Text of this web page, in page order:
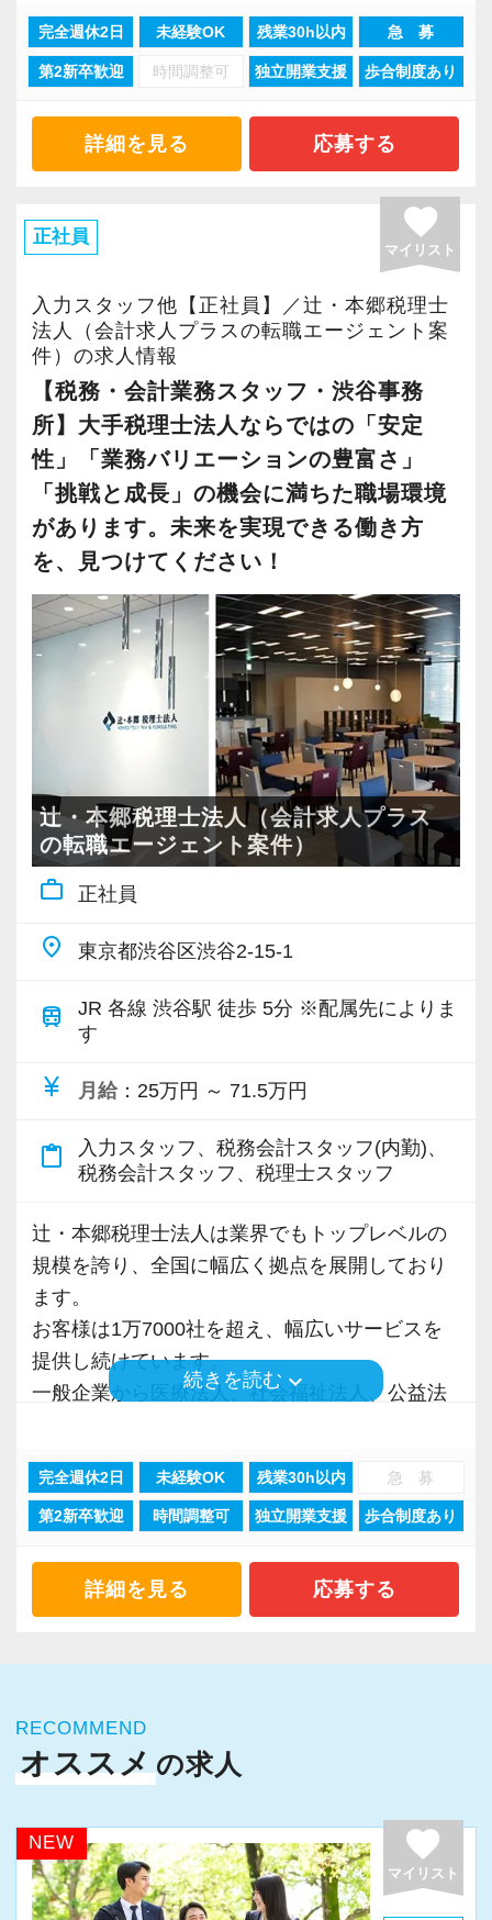
▽ステップ2(2ヶ月目〜)
そろそろ入力業務に慣れてきますので、本人の
希望に応じて決算業務、年末調整業務、確定申
告業務にもチャレンジして頂けます。先輩スタ
計の業務を一通り覚えられます！
一通りの業務を覚えたら、自分自身で決算を行
って頂きます。決算書が出来ましたら、先輩ス
タッフ・オフィス責任者からのチェックと国税
OBのダブルチェックがあります。
当社ならではの「仕事のステップ」を踏みなが
ら実務を経験することで、半年もすればある程
度一人で仕事をすることができるようになりま
す。
これまでも多くのインターン生が実践型インタ
ーン制度を使い、ステップアップを実現してき
た実績が当社にはあります！
実践型インターンを通して学校では絶対に学ぶ
ことができない知識と実務を徹底的に磨くこと
ができます。
インターン終了後は新卒採用の道も用意してい
ます。26卒のインターン生も入社予定です。
【各種社会保険完備、ユニークな手当制度あ
社会保険等の一般的な福利厚生の他に、各種手
当も充実。
税務能力検定等の資格検定に合格するともらえ
けているので、ぜひ活用してください。
詳しくはこちら（リンク先：https://www.tokyo-
【成長のための5つのこだわりを大事にしていま
す】
仕事をする上では5つのこだわり「クイックレス
ポンス・プラス思考・有言実行・他責禁止・気
配り」を掲げ、一人ひとりが実行しています。
けるために「情熱家であれ！」がモットーで
す。
当社の実践型インターンでは、普段の学生生活
では扱うことのない専門性が高い業務をお任せ
越えていきましょう！
常に自ら学ぶ姿勢で臨んでください。着実に実
付ける経験を積むことが自信に繋がります。
多くのインターン生を育成した実績があります
ので、安心して仲間と一緒に働く楽しさと自分
社長と話しながら、数字をもとにアドバイスを
したり、
【未経験でも大丈夫ですか？】
正直に言うと、最初は分からないことだらけで
す。
でも、それはみんな同じです。
当事務所では
・会計入力
・資料作成
など、できることからスタートします。
現在も未経験から入社したスタッフが活躍して
おり、
【いろんな業界を一緒に見ませんか？】
クライアントは、起業したばかりの会社やベン
チャー企業が中心です。
IT、EC、サービス業など、
さまざまなビジネスに関わることができます。
【一緒にスキルを身に着けませんか？】
この仕事の一番の特徴は、
やればやるほど自分のスキルになることです。
最初はサポート業務からですが、
経験を積むことで、顧問先を担当するようにな
残業は月15～20時間程度
無理なく働きながら、
しっかりスキルを身につけていける環境です。
【ちょっと話だけでもしてみませんか？】
今すぐ転職を考えていなくても大丈夫です。
「ちょっと気になる」くらいでもOKなので、
ここでの経験は、将来きっと役に立ちます。
完全週休2日 未経験OK 残業30h以内 急 募
第2新卒歓迎 時間調整可 独立開業支援 歩合制度あり
詳細を見る 応募する
正社員 favorite
マイリスト
入力スタッフ他【正社員】／辻・本郷税理士
法人（会計求人プラスの転職エージェント案
件）の求人情報
【税務・会計業務スタッフ・渋谷事務
所】大手税理士法人ならではの「安定
性」「業務バリエーションの豊富さ」
「挑戦と成長」の機会に満ちた職場環境
があります。未来を実現できる働き方
を、見つけてください！
辻・本郷税理士法人（会計求人プラス
の転職エージェント案件）
work_outline 正社員
place 東京都渋谷区渋谷2-15-1
train
JR 各線 渋谷駅 徒歩 5分 ※配属先によりま
す
currency_yen 月給 ：25万円 ～ 71.5万円
content_paste
入力スタッフ、税務会計スタッフ(内勤)、
税務会計スタッフ、税理士スタッフ
辻・本郷税理士法人は業界でもトップレベルの
規模を誇り、全国に幅広く拠点を展開しており
ます。
お客様は1万7000社を超え、幅広いサービスを
提供し続けています。
一般企業から医療法人、社会福祉法人、公益法
業務経験を積む事ができます。
そんな環境があるからこそ業務バリエーション
援、事業承継、相続、M＆A、再編・再生、国際
税務など、幅広い分野での税務・会計業務を経
法人で、【税務・会計業務スタッフ】を募集し
配属先は希望の仕事内容やお住いの場所によっ
て決定いたします。
北は北海道から南は沖縄まで全国に拠点があり
続きを読む keyboard_arrow_down
完全週休2日 未経験OK 残業30h以内 急 募
第2新卒歓迎 時間調整可 独立開業支援 歩合制度あり
詳細を見る 応募する
RECOMMEND
オススメ の求人
NEW favorite
マイリスト